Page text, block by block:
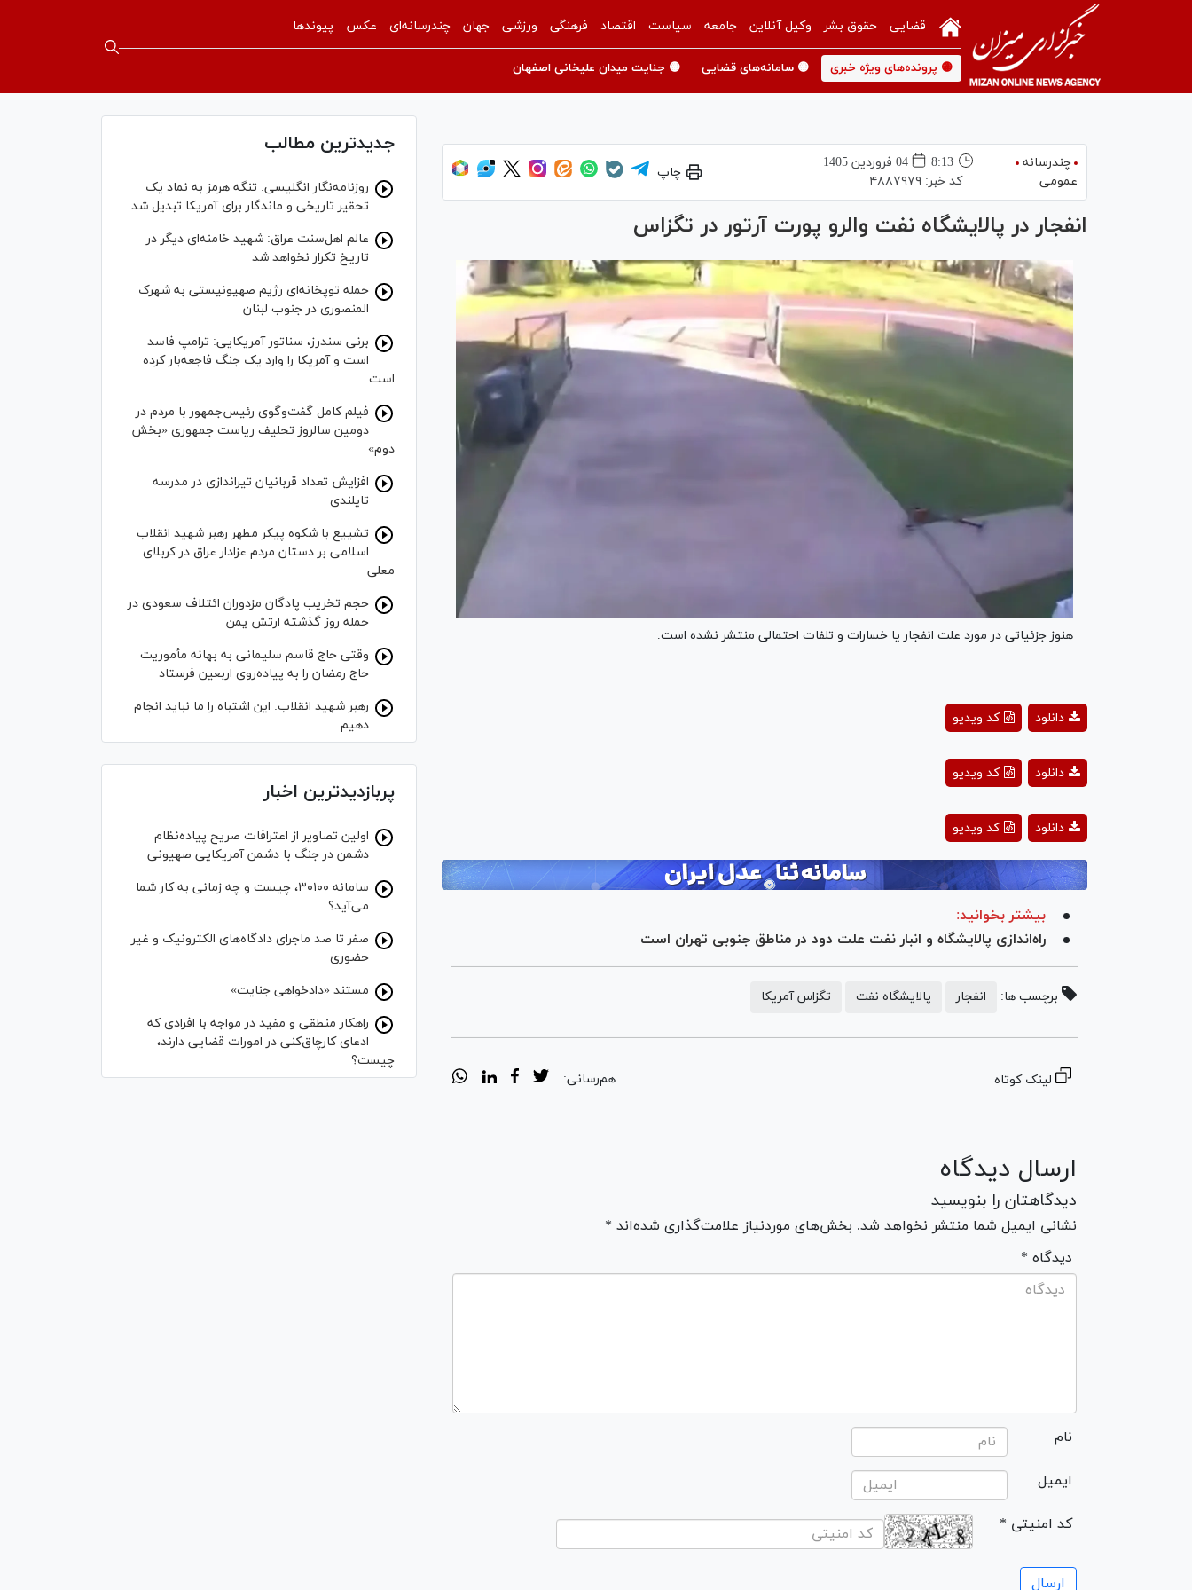
قضایی حقوق بشر وکیل آنلاین جامعه سیاست اقتصاد فرهنگی ورزشی جهان چندرسانه‌ای عکس پیوندها
🟡 پرونده‌های ویژه خبری 🟡 سامانه‌های قضایی 🟡 جنایت میدان علیخانی اصفهان
چندرسانه
عمومی
8:13
04 فروردين 1405
کد خبر: ۴۸۸۷۹۷۹
چاپ
انفجار در پالایشگاه نفت والرو پورت آرتور در تگزاس
هنوز جزئیاتی در مورد علت انفجار یا خسارات و تلفات احتمالی منتشر نشده است.
کد ویدیو دانلود
کد ویدیو دانلود
Video
کد ویدیو دانلود
بیشتر بخوانید:
راه‌اندازی پالایشگاه و انبار نفت علت دود در مناطق جنوبی تهران است
برچسب ها: انفجار پالایشگاه نفت تگزاس آمریکا
لینک کوتاه هم‌رسانی:
ارسال دیدگاه
دیدگاهتان را بنویسید
نشانی ایمیل شما منتشر نخواهد شد. بخش‌های موردنیاز علامت‌گذاری شده‌اند *
* دیدگاه
نام
ایمیل
* کد امنیتی
جدیدترین مطالب
روزنامه‌نگار انگلیسی: تنگه هرمز به نماد یک
تحقیر تاریخی و ماندگار برای آمریکا تبدیل شد
عالم اهل‌سنت عراق: شهید خامنه‌ای دیگر در
تاریخ تکرار نخواهد شد
حمله توپخانه‌ای رژیم صهیونیستی به شهرک
المنصوری در جنوب لبنان
برنی سندرز، سناتور آمریکایی: ترامپ فاسد
است و آمریکا را وارد یک جنگ فاجعه‌بار کرده
است
فیلم کامل گفت‌وگوی رئیس‌جمهور با مردم در
دومین سالروز تحلیف ریاست جمهوری «بخش
دوم»
افزایش تعداد قربانیان تیراندازی در مدرسه
تایلندی
تشییع با شکوه پیکر مطهر رهبر شهید انقلاب
اسلامی بر دستان مردم عزادار عراق در کربلای
معلی
حجم تخریب پادگان مزدوران ائتلاف سعودی در
حمله روز گذشته ارتش یمن
وقتی حاج قاسم سلیمانی به بهانه مأموریت
حاج رمضان را به پیاده‌روی اربعین فرستاد
رهبر شهید انقلاب: این اشتباه را ما نباید انجام
دهیم
پربازدیدترین اخبار
اولین تصاویر از اعترافات صریح پیاده‌نظام‌
دشمن در جنگ با دشمن آمریکایی صهیونی
سامانه ۳۰۱۰۰، چیست و چه زمانی به کار شما
می‌آید؟
صفر تا صد ماجرای دادگاه‌های الکترونیک و غیر
حضوری
مستند «دادخواهی جنایت»
راهکار منطقی و مفید در مواجه با افرادی که
ادعای کارچاق‌کنی در امورات قضایی دارند،
چیست؟